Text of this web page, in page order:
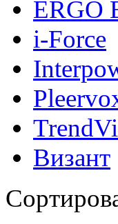
ERGO
i-Force
Визант